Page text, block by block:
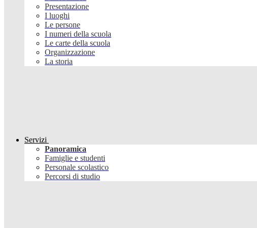
Presentazione
I luoghi
Le persone
I numeri della scuola
Le carte della scuola
Organizzazione
La storia
Servizi
Panoramica
Famiglie e studenti
Personale scolastico
Percorsi di studio